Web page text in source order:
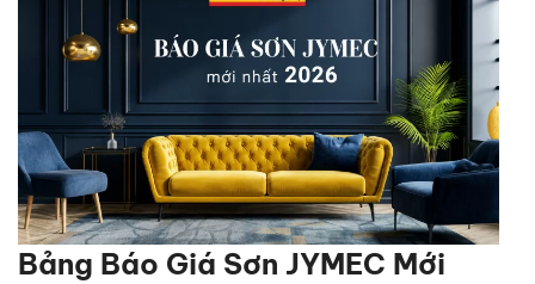
Bảng Báo Giá Sơn JYMEC Mới